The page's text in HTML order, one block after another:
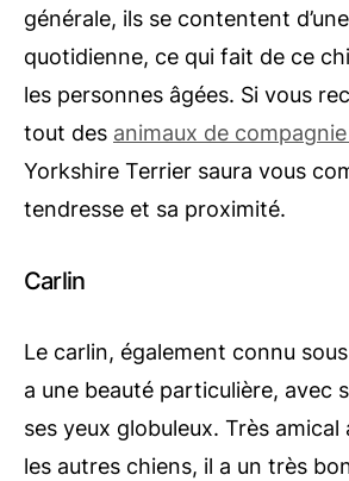
générale, ils se contentent
quotidienne, ce qui fait de ce
les personnes âgées. Si vous
tout des animaux de
Yorkshire Terrier saura vous
tendresse et sa proximité.
Carlin
Le carlin, également connu
a une beauté particulière, avec
ses yeux globuleux. Très amical
les autres chiens, il a un très